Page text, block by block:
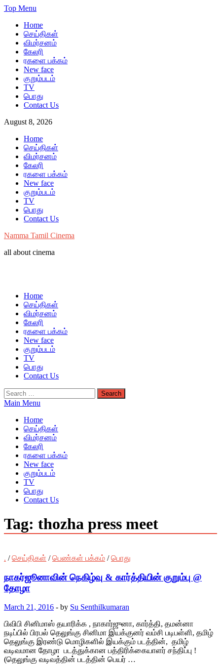
Skip
content
Top Menu
Home
செய்திகள்
விமர்சனம்
கேலரி
ரகளை பக்கம்
New face
குறும்படம்
TV
பொது
Contact Us
August 8, 2026
Home
செய்திகள்
விமர்சனம்
கேலரி
ரகளை பக்கம்
New face
குறும்படம்
TV
பொது
Contact Us
Namma Tamil Cinema
all about cinema
Home
செய்திகள்
விமர்சனம்
கேலரி
ரகளை பக்கம்
New face
குறும்படம்
TV
பொது
Contact Us
Search
for:
Main Menu
Home
செய்திகள்
விமர்சனம்
கேலரி
ரகளை பக்கம்
New face
குறும்படம்
TV
பொது
Contact Us
Tag: thozha press meet
. /செய்திகள் /பெண்கள் பக்கம் /பொது
நாகர்ஜூனாவின் நெகிழ்வு & கார்த்தியின் குறும்பு @
தோழா
March 21, 2016 - by Su Senthilkumaran
பிவிபி சினிமாஸ் தயாரிக்க , நாகார்ஜுனா, கார்த்தி, தமன்னா
நடிப்பில் பிரபல் தெலுங்கு சினிமா இயக்குனர் வம்சி படிபள்ளி, தமிழ்
தெலுங்கு இரண்டு மொழிகளில் இயக்கும் படத்தின், தமிழ்
வடிவமான தோழா படத்துக்கான பத்திரிக்கையாளர் சந்திப்பு !
(தெலுங்கு வடிவத்தின் படத்தின் பெயர் …